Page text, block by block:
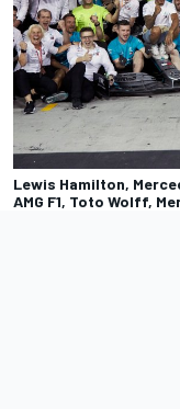
Lewis Hamilton,
AMG F1, Toto Wolff,